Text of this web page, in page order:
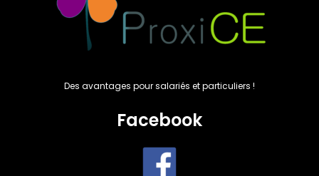
Des avantages pour salariés et particuliers !
Facebook